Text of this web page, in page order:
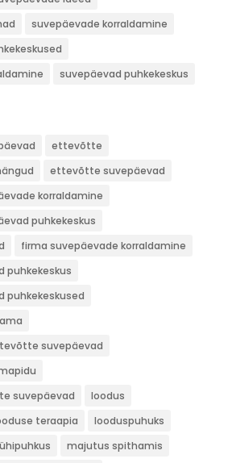
suvepäevade korraldamine
suvepäevad puhkekeskus
ettevõtte
ettevõtte suvepäevad
korraldamine
puhkekeskus
firma suvepäevade korraldamine
puhkekeskus
puhkekeskused
suvepäevad
suvepäevad
loodus
teraapia
looduspuhuks
majutus spithamis